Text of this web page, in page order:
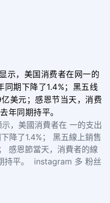
示，美国消费者在网一的
同期下降了1.4%；黑五线
美元；感恩节当天，消费
年同期持平。
，美國消費者在 一的支出
降了1.4%； 黑五線上銷售
感恩節當天，消費者的線
持平。 instagram 多 粉丝